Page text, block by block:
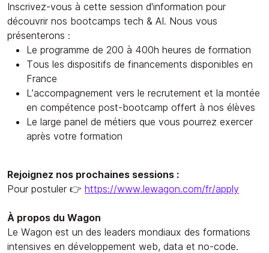
Inscrivez-vous à cette session d'information pour
découvrir nos bootcamps tech & AI. Nous vous
présenterons :
Le programme de 200 à 400h heures de formation
Tous les dispositifs de financements disponibles en
France
L’accompagnement vers le recrutement et la montée
en compétence post-bootcamp offert à nos élèves
Le large panel de métiers que vous pourrez exercer
après votre formation
Rejoignez nos prochaines sessions :
Pour postuler 👉 https://www.lewagon.com/fr/apply
À propos du Wagon
Le Wagon est un des leaders mondiaux des formations
intensives en développement web, data et no-code.